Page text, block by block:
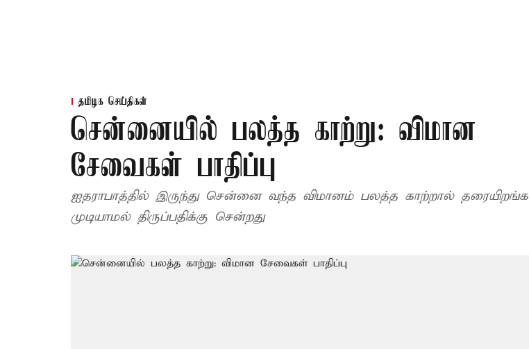
தமிழக செய்திகள்
சென்னையில் பலத்த காற்று: விமான
சேவைகள் பாதிப்பு
ஐதராபாத்தில் இருந்து சென்னை வந்த விமானம் பலத்த காற்றால் தரையிறங்க
முடியாமல் திருப்பதிக்கு சென்றது